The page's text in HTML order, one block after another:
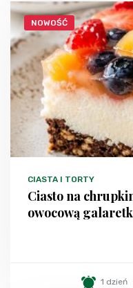
NOWOŚĆ
CIASTA I TORTY
Ciasto na
owocową
1 dzień